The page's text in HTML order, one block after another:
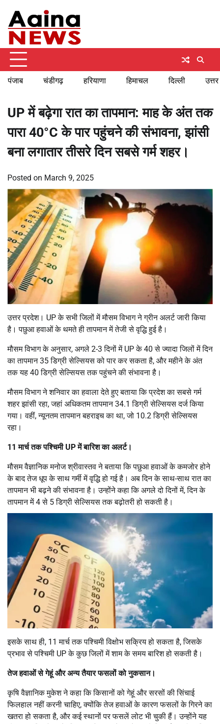
content
पंजाब चंडीगढ़ हरियाणा हिमाचल दिल्ली
UP में बढ़ेगा रात का तापमान: माह के अंत तक
पारा 40°C के पार पहुंचने की संभावना, झांसी
बना लगातार तीसरे दिन सबसे गर्म शहर।
Posted on March 9, 2025
उत्तर प्रदेश। UP के सभी जिलों में मौसम विभाग ने ग्रीन अलर्ट जारी किया
है। पछुआ हवाओं के थमते ही तापमान में तेजी से वृद्धि हुई है।
मौसम विभाग के अनुसार, अगले 2-3 दिनों में UP के 40 से ज्यादा जिलों में दिन
का तापमान 35 डिग्री सेल्सियस को पार कर सकता है, और महीने के अंत
तक यह 40 डिग्री सेल्सियस तक पहुंचने की संभावना है।
मौसम विभाग ने शनिवार का हवाला देते हुए बताया कि प्रदेश का सबसे गर्म
शहर झांसी रहा, जहां अधिकतम तापमान 34.1 डिग्री सेल्सियस दर्ज किया
गया। वहीं, न्यूनतम तापमान बहराइच का था, जो 10.2 डिग्री सेल्सियस
रहा।
11 मार्च तक पश्चिमी UP में बारिश का अलर्ट।
मौसम वैज्ञानिक मनोज श्रीवास्तव ने बताया कि पछुआ हवाओं के कमजोर होने
के बाद तेज धूप के साथ गर्मी में वृद्धि हो गई है। अब दिन के साथ-साथ रात का
तापमान भी बढ़ने की संभावना है। उन्होंने कहा कि अगले दो दिनों में, दिन के
तापमान में 4 से 5 डिग्री सेल्सियस तक बढ़ोतरी हो सकती है।
इसके साथ ही, 11 मार्च तक पश्चिमी विक्षोभ सक्रिय हो सकता है, जिसके
प्रभाव से पश्चिमी UP के कुछ जिलों में शाम के समय बारिश हो सकती है।
तेज हवाओं से गेहूं और अन्य तैयार फसलों को नुकसान।
कृषि वैज्ञानिक मुकेश ने कहा कि किसानों को गेहूं और सरसों की सिंचाई
फिलहाल नहीं करनी चाहिए, क्योंकि तेज हवाओं के कारण फसलों के गिरने का
खतरा हो सकता है, और कई स्थानों पर फसलें लोट भी चुकी हैं। उन्होंने यह